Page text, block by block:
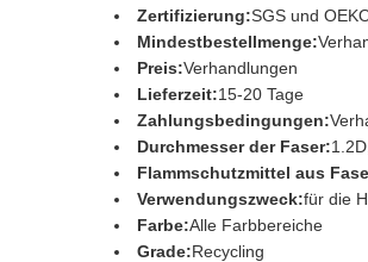
Zertifizierung:SGS und
Mindestbestellmenge:
Preis:Verhandlungen
Lieferzeit:15-20 Tage
Zahlungsbedingungen:
Durchmesser der Faser:
Flammschutzmittel aus
Verwendungszweck:für die
Farbe:Alle Farbbereiche
Grade:Recycling